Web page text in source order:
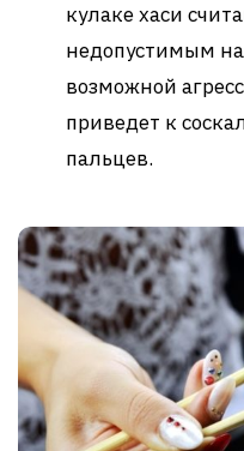
кулаке хаси
недопустимым
возможной
приведет к
пальцев.